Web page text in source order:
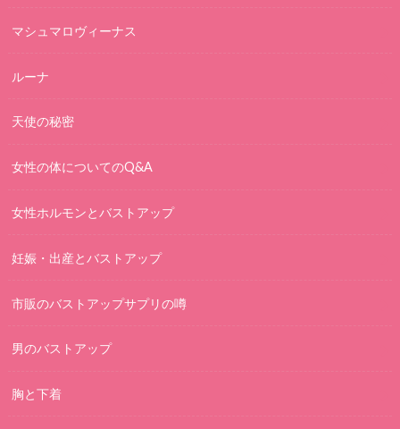
マシュマロヴィーナス
ルーナ
天使の秘密
女性の体についてのQ&A
女性ホルモンとバストアップ
妊娠・出産とバストアップ
市販のバストアップサプリの噂
男のバストアップ
胸と下着